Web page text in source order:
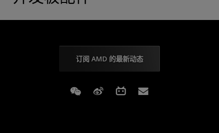
订阅 AMD 的最新动态
Weixin Weibo Bilibili